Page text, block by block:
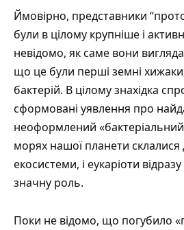
Ймовірно, представники
були в цілому крупніше і
невідомо, як саме вони
що це були перші земні
бактерій. В цілому знахідка
сформовані уявлення про
неоформлений «бактеріальний
морях нашої планети склалися
екосистеми, і еукаріоти
значну роль.
Поки не відомо, що погубило